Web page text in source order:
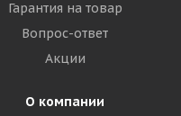
Гарантия на товар
Вопрос-ответ
Акции
О компании